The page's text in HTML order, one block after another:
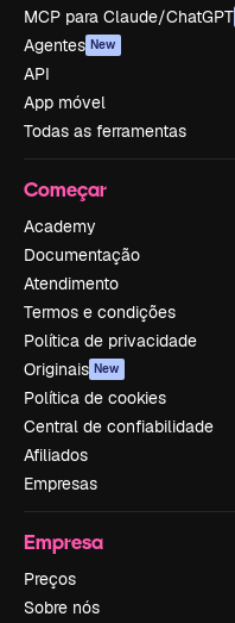
MCP para Claude/ChatGPT
Agentes New
API
App móvel
Todas as ferramentas
Começar
Academy
Documentação
Atendimento
Termos e condições
Política de privacidade
Originais New
Política de cookies
Central de confiabilidade
Afiliados
Empresas
Empresa
Preços
Sobre nós